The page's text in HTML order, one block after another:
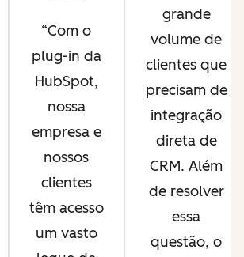
Com o
plug-in da
HubSpot,
nossa
empresa e
nossos
clientes
têm acesso
um vasto
grande
volume de
clientes que
precisam de
integração
direta de
CRM. Além
de resolver
essa
questão, o